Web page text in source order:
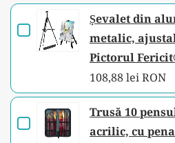
Checkbox
for
din
aluminiu
pictură
Șevalet din
metalic,
Pictorul
108,88 lei RON
Checkbox
Trusă 10
acrilic, cu